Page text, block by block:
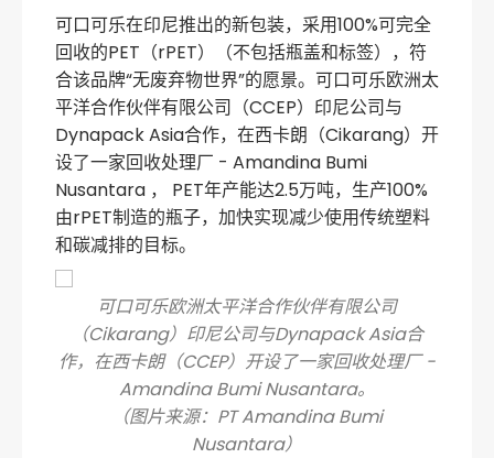
可口可乐在印尼推出的新包装，采用100%可完全
回收的PET（rPET）（不包括瓶盖和标签），符
合该品牌“无废弃物世界”的愿景。可口可乐欧洲太
平洋合作伙伴有限公司（CCEP）印尼公司与
Dynapack Asia合作，在西卡朗（Cikarang）开
设了一家回收处理厂 - Amandina Bumi
Nusantara ， PET年产能达2.5万吨，生产100%
由rPET制造的瓶子，加快实现减少使用传统塑料
和碳减排的目标。
可口可乐欧洲太平洋合作伙伴有限公司
（Cikarang）印尼公司与Dynapack Asia合
作，在西卡朗（CCEP）开设了一家回收处理厂 -
Amandina Bumi Nusantara。
（图片来源：PT Amandina Bumi
Nusantara）